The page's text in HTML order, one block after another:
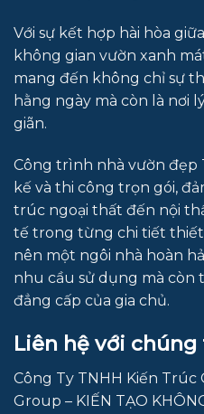
Với sự kết hợp hài hòa
không gian vườn xanh
mang đến không chỉ sự
hằng ngày mà còn là nơi
giãn.
Công trình nhà vườn đẹp
kế và thi công trọn gói,
trúc ngoại thất đến nội
tế trong từng chi tiết thiết
nên một ngôi nhà hoàn
nhu cầu sử dụng mà còn
đẳng cấp của gia chủ.
Liên hệ với
Công Ty TNHH Kiến Trúc
Group – KIẾN TẠO